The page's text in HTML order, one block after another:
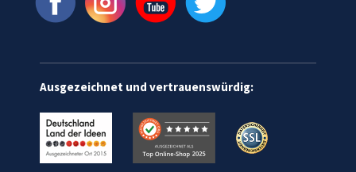
Ausgezeichnet und vertrauenswürdig: